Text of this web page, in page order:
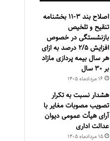
اصلاح بند ۳‏-۱۱ بخشنامه
تنقیح و تلخیص
بازنشستگی در خصوص
افزایش ۵‏‏‏‏‏‏‏‏‏/۲ درصد به ازای
هر سال بیمه پردازی مازاد
بر ۳۰‏ سال
۱۶ مرداد‌ماه ۱۴۰۵
هشدار نسبت به تکرار
تصویب مصوبات مغایر با
آرای هیأت عمومی دیوان
عدالت اداری
۱۵ مرداد‌ماه ۱۴۰۵